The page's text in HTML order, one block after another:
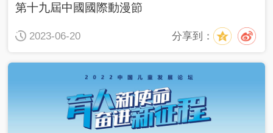
第十九屆中國國際動漫節
2023-06-20 分享到：